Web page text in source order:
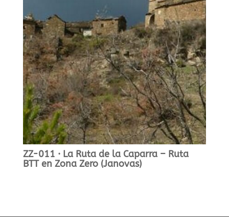
ZZ-011 · La Ruta de la Caparra – Ruta
BTT en Zona Zero (Janovas)